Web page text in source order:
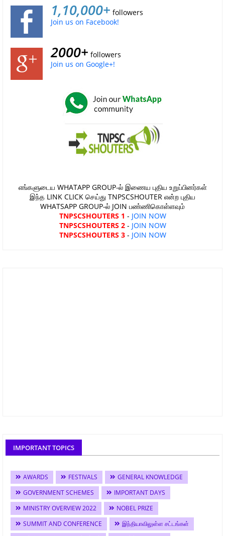
1,10,000+ followers
Join us on Facebook!
2000+ followers
Join us on Google+!
எங்களுடைய WHATAPP GROUP-ல் இணைய புதிய உறுப்பினர்கள்
இந்த LINK CLICK செய்து TNPSCSHOUTER என்ற புதிய
WHATSAPP GROUP-ல் JOIN பண்ணிகொள்ளவும்
TNPSCSHOUTERS 1 - JOIN NOW
TNPSCSHOUTERS 2- JOIN NOW
TNPSCSHOUTERS 3- JOIN NOW
IMPORTANT TOPICS
AWARDS FESTIVALS
GENERAL KNOWLEDGE
GOVERNMENT SCHEMES
IMPORTANT DAYS
MINISTRY OVERVIEW 2022
NOBEL PRIZE
SUMMIT AND CONFERENCE
இந்தியாவிலுள்ள சட்டங்கள்